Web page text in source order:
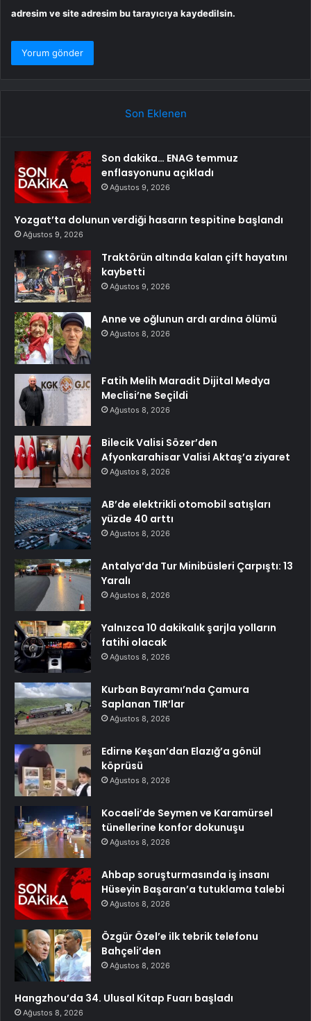
adresim ve site adresim bu tarayıcıya kaydedilsin.
Son Eklenen
Son dakika… ENAG temmuz
enflasyonunu açıkladı
Ağustos 9, 2026
Yozgat’ta dolunun verdiği hasarın tespitine başlandı
Ağustos 9, 2026
Traktörün altında kalan çift hayatını
kaybetti
Ağustos 9, 2026
Anne ve oğlunun ardı ardına ölümü
Ağustos 8, 2026
Fatih Melih Maradit Dijital Medya
Meclisi’ne Seçildi
Ağustos 8, 2026
Bilecik Valisi Sözer’den
Afyonkarahisar Valisi Aktaş’a ziyaret
Ağustos 8, 2026
AB’de elektrikli otomobil satışları
yüzde 40 arttı
Ağustos 8, 2026
Antalya’da Tur Minibüsleri Çarpıştı: 13
Yaralı
Ağustos 8, 2026
Yalnızca 10 dakikalık şarjla yolların
fatihi olacak
Ağustos 8, 2026
Kurban Bayramı’nda Çamura
Saplanan TIR’lar
Ağustos 8, 2026
Edirne Keşan’dan Elazığ’a gönül
köprüsü
Ağustos 8, 2026
Kocaeli’de Seymen ve Karamürsel
tünellerine konfor dokunuşu
Ağustos 8, 2026
Ahbap soruşturmasında iş insanı
Hüseyin Başaran’a tutuklama talebi
Ağustos 8, 2026
Özgür Özel’e ilk tebrik telefonu
Bahçeli’den
Ağustos 8, 2026
Hangzhou’da 34. Ulusal Kitap Fuarı başladı
Ağustos 8, 2026